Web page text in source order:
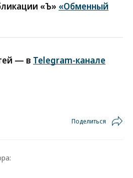
«Ъ» «Обменный
— в Telegram-канале
Поделиться